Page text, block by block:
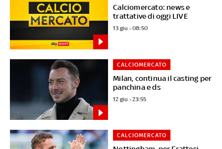
Calciomercato: news e
trattative di oggi LIVE
13 giu - 08:50
Milan, continua il casting per
panchina e ds
CALCIOMERCATO
12 giu - 23:55
CALCIOMERCATO